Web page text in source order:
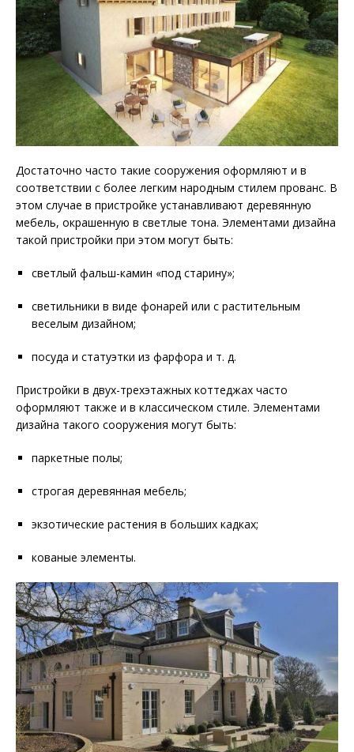
Достаточно часто такие сооружения оформляют и в
соответствии с более легким народным стилем прованс. В
этом случае в пристройке устанавливают деревянную
мебель, окрашенную в светлые тона. Элементами дизайна
такой пристройки при этом могут быть:
светлый фальш-камин «под старину»;
светильники в виде фонарей или с растительным
веселым дизайном;
посуда и статуэтки из фарфора и т. д.
Пристройки в двух-трехэтажных коттеджах часто
оформляют также и в классическом стиле. Элементами
дизайна такого сооружения могут быть:
паркетные полы;
строгая деревянная мебель;
экзотические растения в больших кадках;
кованые элементы.